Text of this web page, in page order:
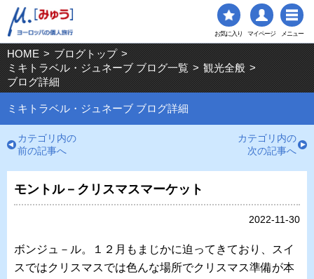
お気に入り マイページ メニュー
HOME > ブログトップ >
ミキトラベル・ジュネーブ ブログ一覧 > 観光全般 >
ブログ詳細
ミキトラベル・ジュネーブ ブログ詳細
カテゴリ内の
前の記事へ
カテゴリ内の
次の記事へ
モントル－クリスマスマーケット
2022-11-30
ボンジュ－ル。１２月もまじかに迫ってきており、スイ
スではクリスマスでは色んな場所でクリスマス準備が本